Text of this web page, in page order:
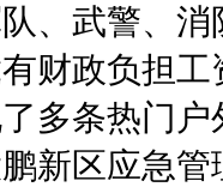
、武警、
财政负担
多条热门
新区应急